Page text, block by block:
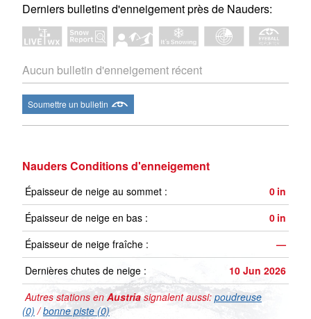
Derniers bulletins d'enneigement près de Nauders:
Aucun bulletin d'enneigement récent
Soumettre un bulletin
Nauders Conditions d'enneigement
Épaisseur de neige au sommet : 0 in
Épaisseur de neige en bas :
0 in
Épaisseur de neige fraîche :
—
Dernières chutes de neige :
10 Jun 2026
Autres stations enAustriasignalent aussi: poudreuse
(0) /bonne piste (0)